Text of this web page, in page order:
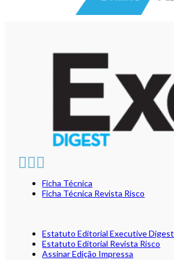
Ficha Técnica
Ficha Técnica Revista Risco
Estatuto Editorial Executive Digest
Estatuto Editorial Revista Risco
Assinar Edição Impressa